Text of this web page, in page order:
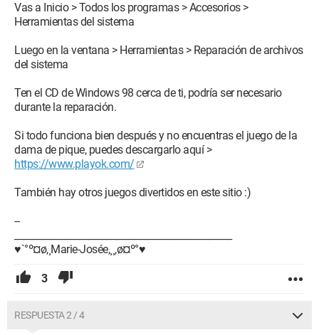
Vas a Inicio > Todos los programas > Accesorios >
Herramientas del sistema
Luego en la ventana > Herramientas > Reparación de archivos
del sistema
Ten el CD de Windows 98 cerca de ti, podría ser necesario
durante la reparación.
Si todo funciona bien después y no encuentras el juego de la
dama de pique, puedes descargarlo aquí >
https://www.playok.com/
También hay otros juegos divertidos en este sitio :)
--
♥`°º¤ø,¸Marie-Josée,¸¸,ø¤º°♥
3
RESPUESTA 2 / 4